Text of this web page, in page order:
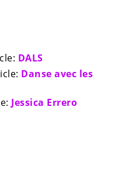
DALS
Danse avec les
Jessica Errero